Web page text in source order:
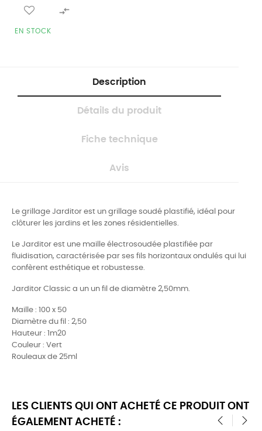

EN STOCK
Description
Détails du produit
Fiche technique
Avis
Le grillage Jarditor est un grillage soudé plastifié, idéal pour
clôturer les jardins et les zones résidentielles.
Le Jarditor est une maille électrosoudée plastifiée par
fluidisation, caractérisée par ses fils horizontaux ondulés qui lui
confèrent esthétique et robustesse.
Jarditor Classic a un un fil de diamètre 2,50mm.
Maille : 100 x 50
Diamètre du fil : 2,50
Hauteur : 1m20
Couleur : Vert
Rouleaux de 25ml
LES CLIENTS QUI ONT ACHETÉ CE PRODUIT ONT
ÉGALEMENT ACHETÉ :